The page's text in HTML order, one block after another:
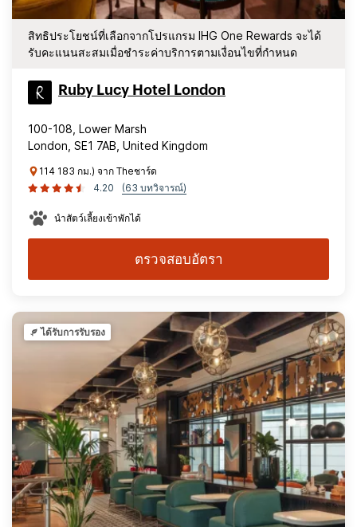
สิทธิประโยชน์ที่เลือกจากโปรแกรม IHG One Rewards จะได้
รับคะแนนสะสมเมื่อชำระค่าบริการตามเงื่อนไขที่กำหนด
Ruby Lucy Hotel London
100-108, Lower Marsh
London, SE1 7AB, United Kingdom
114 183 กม.) จาก Theชาร์ด
4.20
(63 บทวิจารณ์)
นำสัตว์เลี้ยงเข้าพักได้
ตรวจสอบอัตรา
ได้รับการรับรอง